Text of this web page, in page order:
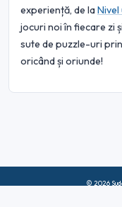
experiență, de laNivel
jocuri noi în fiecare zi
sute de puzzle-uri
oricând și oriunde!
© 2026